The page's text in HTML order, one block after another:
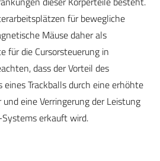
für bewegliche
Mäuse daher als
für die Cursorsteuerung in
dass der Vorteil des
eines Trackballs durch eine erhöhte
eine Verringerung der Leistung
erkauft wird.